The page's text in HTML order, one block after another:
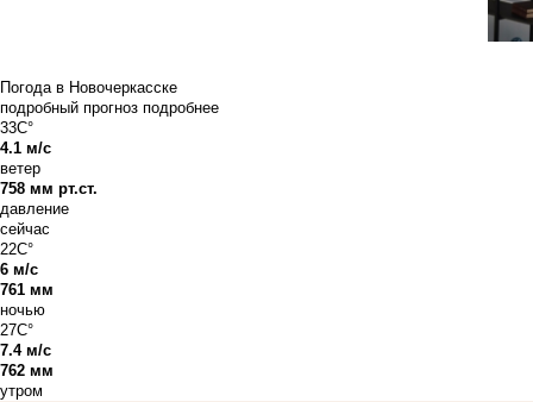
Погода в Новочеркасске
подробный прогноз подробнее
33C°
4.1 м/с
ветер
758 мм рт.ст.
давление
сейчас
22C°
6 м/с
761 мм
ночью
27C°
7.4 м/с
762 мм
утром